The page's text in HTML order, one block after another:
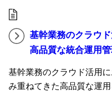
基幹業務のクラウ
高品質な統合運用
基幹業務のクラウド活用
み重ねてきた高品質な運